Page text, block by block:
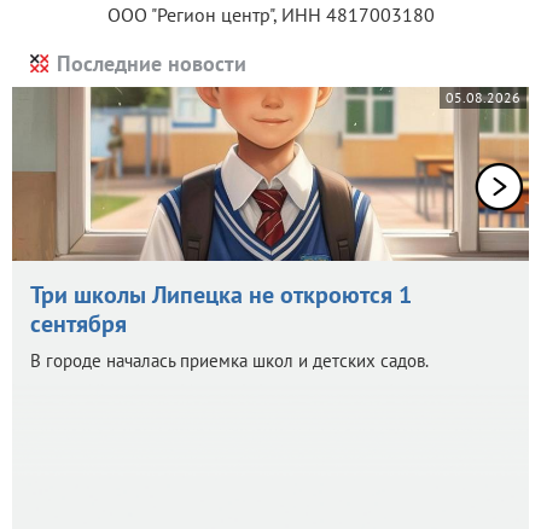
ООО "Регион центр", ИНН 4817003180
Последние новости
05.08.2026
Три школы Липецка не откроются 1
сентября
В городе началась приемка школ и детских садов.